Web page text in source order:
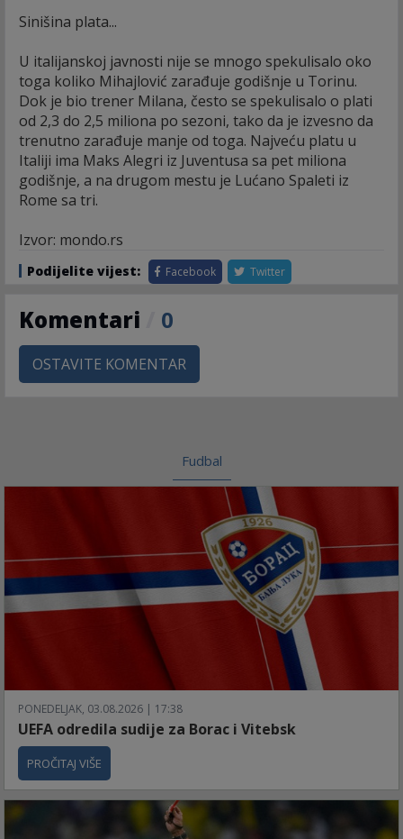
Sinišina plata...
U italijanskoj javnosti nije se mnogo spekulisalo oko
toga koliko Mihajlović zarađuje godišnje u Torinu.
Dok je bio trener Milana, često se spekulisalo o plati
od 2,3 do 2,5 miliona po sezoni, tako da je izvesno da
trenutno zarađuje manje od toga. Najveću platu u
Italiji ima Maks Alegri iz Juventusa sa pet miliona
godišnje, a na drugom mestu je Lućano Spaleti iz
Rome sa tri.
Izvor: mondo.rs
Podijelite vijest: Facebook Twitter
Komentari 0
OSTAVITE KOMENTAR
Fudbal
PONEDELJAK, 03.08.2026 | 17:38
UEFA odredila sudije za Borac i Vitebsk
PROČITAJ VIŠE